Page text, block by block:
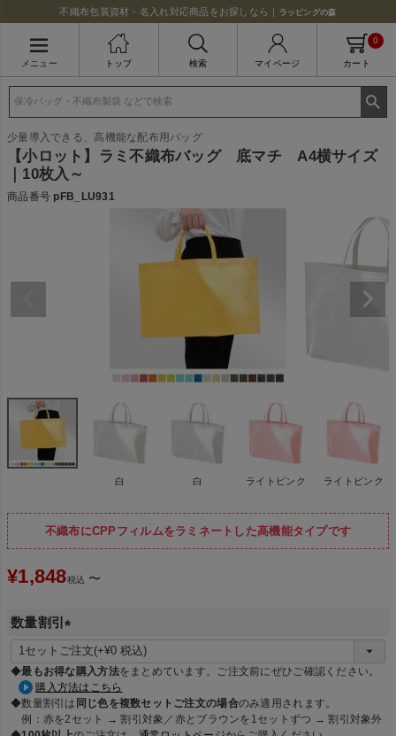
不織布包装資材・名入れ対応商品をお探しなら｜ ラッピングの森
メニュー トップ 検索 マイページ カート
0
少量導入できる、高機能な配布用バッグ
【小ロット】ラミ不織布バッグ 底マチ A4横サイズ
｜10枚入～
商品番号 pFB_LU931
白 白 ライトピンク ライトピンク
不織布にCPPフィルムをラミネートした高機能タイプです
¥1,848税込 〜
数量割引
(
必
須
)
◆最もお得な購入方法をまとめています。ご注文前にぜひご確認ください。
購入方法はこちら
◆数量割引は 同じ色を複数セットご注文の場合のみ適用されます。
例：赤を2セット → 割引対象／赤とブラウンを1セットずつ → 割引対象外